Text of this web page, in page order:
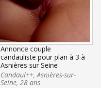
Annonce couple
candauliste pour plan à 3 à
Asnières sur Seine
Candaul++,Asnières-sur-
Seine,28 ans